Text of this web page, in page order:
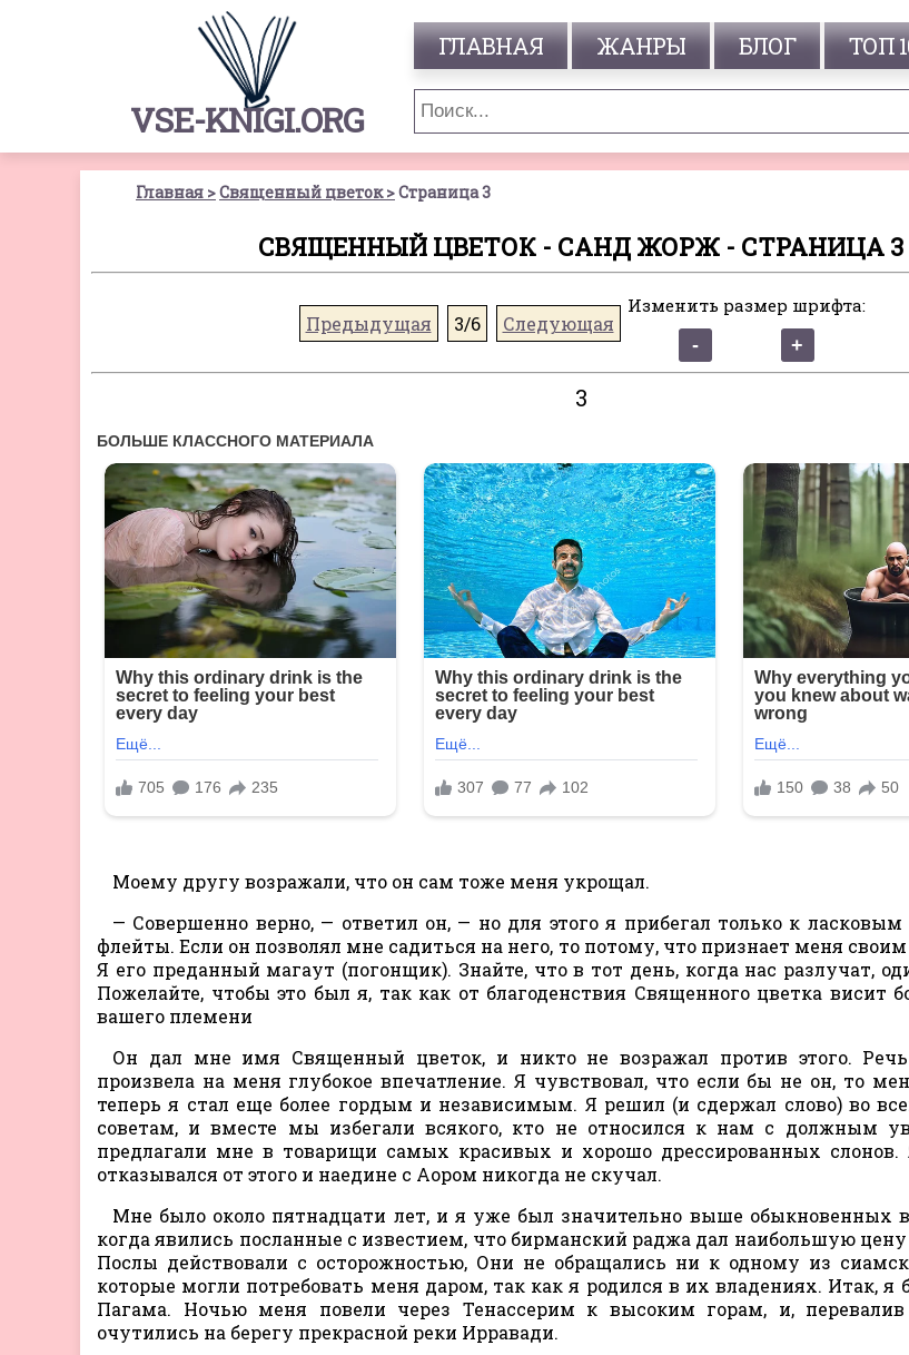
VSE-KNIGI.ORG
ГЛАВНАЯ ЖАНРЫ БЛОГ ТОП
Главная Священный цветок Страница 3
СВЯЩЕННЫЙ ЦВЕТОК - САНД ЖОРЖ - СТРАНИЦА 3
Предыдущая 3/6 Следующая
Изменить размер шрифта:
3
Моему другу возражали, что он сам тоже меня укрощал.
— Совершенно верно, — ответил он, — но для этого я прибегал только к
флейты. Если он позволял мне садиться на него, то потому, что признает меня
Я его преданный магаут (погонщик). Знайте, что в тот день, когда нас разлучат,
Пожелайте, чтобы это был я, так как от благоденствия Священного цветка висит
вашего племени
Он дал мне имя Священный цветок, и никто не возражал против этого.
произвела на меня глубокое впечатление. Я чувствовал, что если бы не он, то
теперь я стал еще более гордым и независимым. Я решил (и сдержал слово) во
советам, и вместе мы избегали всякого, кто не относился к нам с должным
предлагали мне в товарищи самых красивых и хорошо дрессированных слонов.
отказывался от этого и наедине с Аором никогда не скучал.
Мне было около пятнадцати лет, и я уже был значительно выше обыкновенных
когда явились посланные с известием, что бирманский раджа дал наибольшую
Послы действовали с осторожностью, Они не обращались ни к одному из
которые могли потребовать меня даром, так как я родился в их владениях. Итак, я
Пагама. Ночью меня повели через Тенассерим к высоким горам, и,
очутились на берегу прекрасной реки Ирравади.